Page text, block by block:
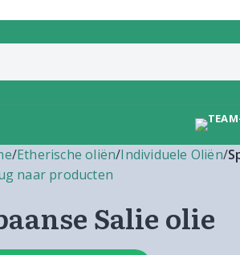
/Etherische oliën/Individuele Oliën/
naar producten
Salie olie